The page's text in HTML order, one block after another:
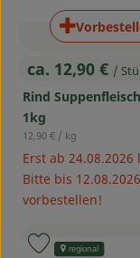
, Preis:
ca. 12,90 € /
Rind
1kg
, Referenzpreis:
12,90 € / kg
Erst ab
Bitte bis 12.08.2026
vorbestellen!
regional
Produkt zu